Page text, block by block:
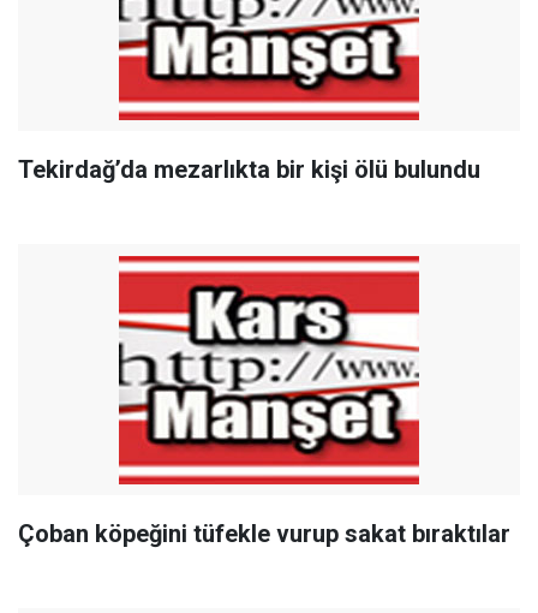
Tekirdağ’da mezarlıkta bir kişi ölü bulundu
Çoban köpeğini tüfekle vurup sakat bıraktılar